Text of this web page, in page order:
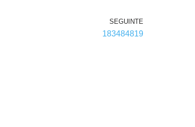
SEGUINTE
183484819